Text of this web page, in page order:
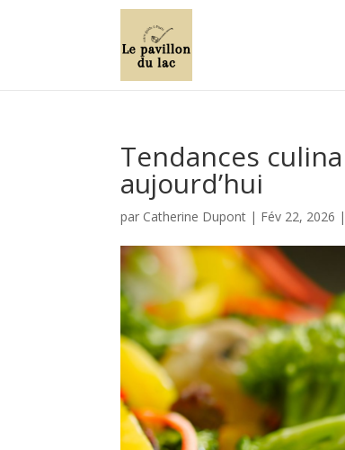
Tendances
aujourd’hui
par Catherine Dupont | Fév 22, 2026 |